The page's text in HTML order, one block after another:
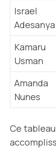
Israel
Adesanya
Kamaru
Usman
Amanda
Nunes
Ce